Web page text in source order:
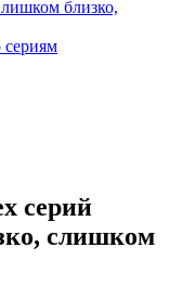
близко,
серий
слишком